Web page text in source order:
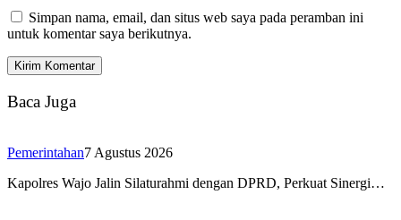
Simpan nama, email, dan situs web saya pada peramban ini
untuk komentar saya berikutnya.
Baca Juga
Pemerintahan7 Agustus 2026
Kapolres Wajo Jalin Silaturahmi dengan DPRD, Perkuat Sinergi…